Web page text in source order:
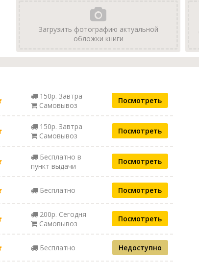
Загрузить фотографию актуальной
обложки книги
150р. Завтра
Самовывоз
Посмотреть
150р. Завтра
Самовывоз
Посмотреть
Бесплатно в
пункт выдачи
Посмотреть
Бесплатно Посмотреть
200р. Сегодня
Самовывоз
Посмотреть
Бесплатно Недоступно